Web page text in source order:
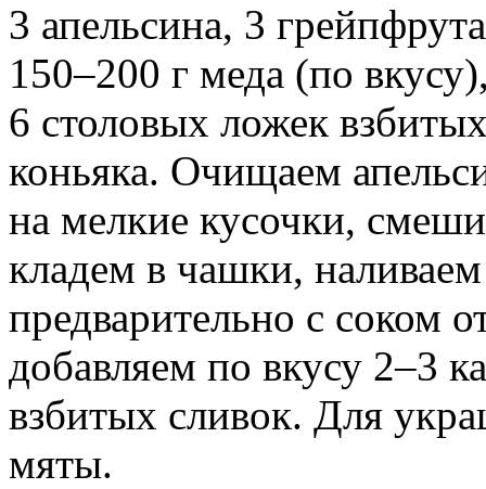
3 апельсина, 3
150–200 г меда (по
6 столовых ложек
коньяка. Очищаем
на мелкие кусочки,
кладем в чашки,
предварительно с соком
добавляем по вкусу 2–3
взбитых сливок. Для
мяты.